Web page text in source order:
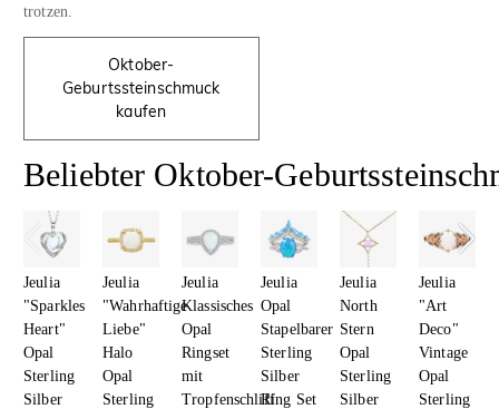
trotzen.
Oktober-
Geburtssteinschmuck
kaufen
Beliebter Oktober-
Jeulia
"Sparkles
Heart"
Opal
Sterling
Silber
Jeulia
"Wahrhaftige
Liebe"
Halo
Opal
Sterling
Jeulia
Klassisches
Opal
Ringset
mit
Tropfenschliff
Jeulia
Opal
Stapelbarer
Sterling
Silber
Ring Set
Jeulia
North
Stern
Opal
Sterling
Silber
Jeulia
"Art
Deco"
Vintage
Opal
Sterling